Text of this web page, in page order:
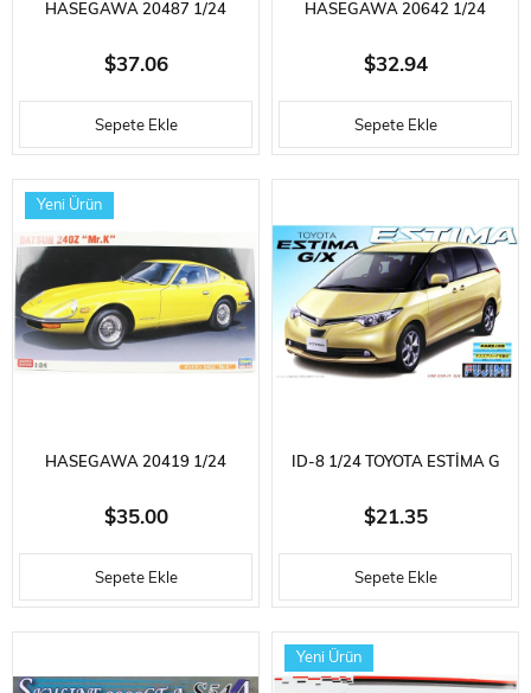
HASEGAWA 20487 1/24
ÖLÇEK, DATSUN 240Z,
TAMPON ALTI RÜZGARLIK ILE,
OTOMOBIL PLASTIK MODEL
$37.06
Sepete Ekle
HASEGAWA 20642 1/24
ÖLÇEK, NISSAN SKYLINE
2000GT-R (KPGC110) YARIŞ
KONSEPTI, OTOMOBIL PLASTIK
$32.94
Sepete Ekle
HASEGAWA 20419 1/24
ÖLÇEK, DATSUN FAIRLADY
240Z (MR.K),OTOMOBIL
PLASTIK MODEL KITI
$35.00
Sepete Ekle
Yeni Ürün
ID-8 1/24 TOYOTA ESTİMA G
AND X VERSİON ( CAN
$21.35
Sepete Ekle
Yeni Ürün